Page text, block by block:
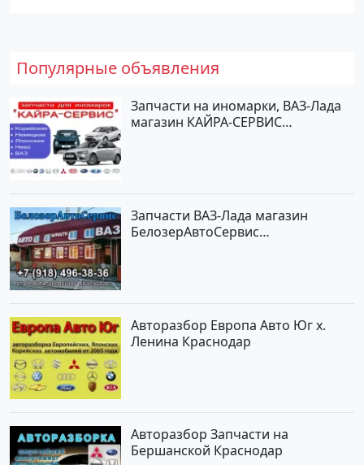
Популярные объявления
Запчасти на иномарки, ВАЗ-Лада
магазин КАЙРА-СЕРВИС
Запчасти ВАЗ-Лада магазин
БелозерАвтоСервис
Авторазбор Европа Авто Юг х.
Ленина Краснодар
Авторазбор Запчасти на
Бершанской Краснодар